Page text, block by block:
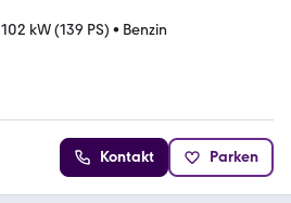
102 kW (139 PS) • Benzin
Kontakt Parken